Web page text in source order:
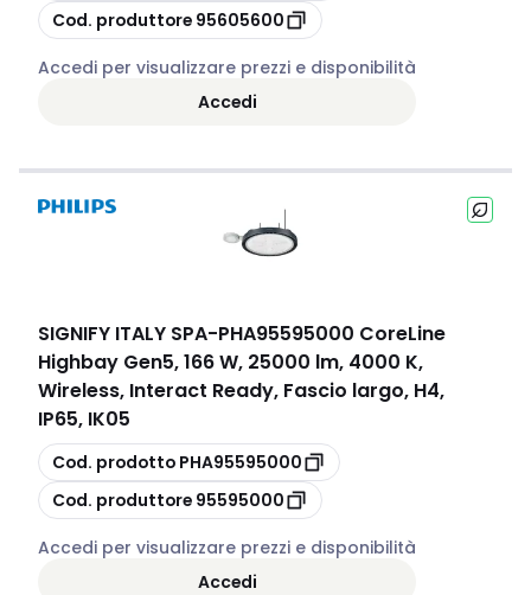
copia
Cod. produttore 95605600
Accedi per visualizzare prezzi e disponibilità
Accedi
SIGNIFY ITALY SPA-PHA95595000 CoreLine
Highbay Gen5, 166 W, 25000 lm, 4000 K,
Wireless, Interact Ready, Fascio largo, H4,
IP65, IK05
copia
Cod. prodotto PHA95595000
copia
Cod. produttore 95595000
Accedi per visualizzare prezzi e disponibilità
Accedi